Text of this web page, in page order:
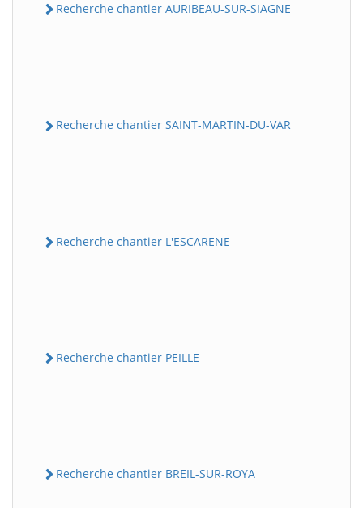
Recherche chantier AURIBEAU-SUR-SIAGNE
Recherche chantier SAINT-MARTIN-DU-VAR
Recherche chantier L'ESCARENE
Recherche chantier PEILLE
Recherche chantier BREIL-SUR-ROYA